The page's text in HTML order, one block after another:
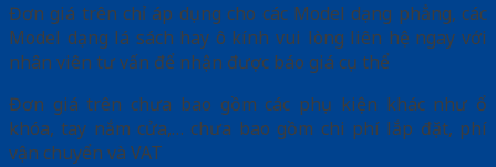
Đơn giá trên chỉ áp dụng cho các Model dạng phẳng, các
Model dạng lá sách hay ô kính vui lòng liên hệ ngay với
nhân viên tư vấn để nhận được báo giá cụ thể
Đơn giá trên chưa bao gồm các phụ kiện khác như ổ
khóa, tay nắm cửa,… chưa bao gồm chi phí lắp đặt, phí
vận chuyển và VAT